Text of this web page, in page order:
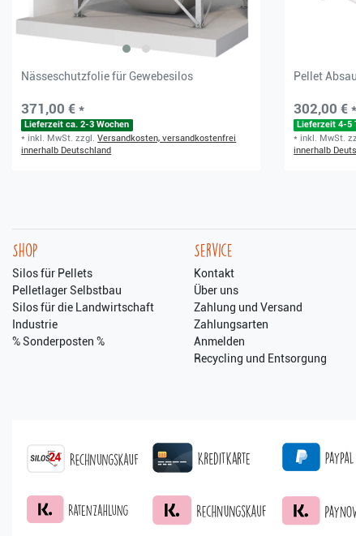
Nässeschutzfolie für Gewebesilos
371,00 € *
Lieferzeit ca. 2-3 Wochen
* inkl. MwSt. zzgl.Versandkosten, versandkostenfrei
innerhalb Deutschland
Pellet
302,00 € *
Lieferzeit 4-5
* inkl. MwSt.
innerhalb
Shop
Silos für Pellets
Pelletlager Selbstbau
Silos für die Landwirtschaft
Industrie
% Sonderposten %
Service
Kontakt
Über uns
Zahlung und Versand
Zahlungsarten
Anmelden
Recycling und Entsorgung